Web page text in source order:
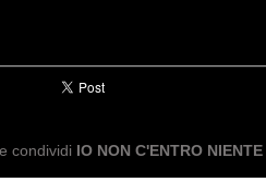
condividi IO NON C'ENTRO NIENTE